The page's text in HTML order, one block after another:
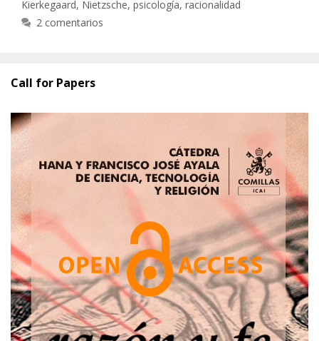
Kierkegaard, Nietzsche, psicología, racionalidad
2 comentarios
Call for Papers